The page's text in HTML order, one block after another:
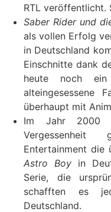
RTL veröffentlicht.
Saber Rider und
als vollen Erfolg
in Deutschland
Einschnitte dank
heute noch
alteingesessene
überhaupt mit
Im Jahr 2000
Vergessenheit
Entertainment die
Astro Boy in
Serie, die
schafften es
Deutschland.